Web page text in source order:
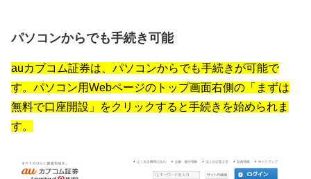
パソコンからでも手続き可能
auカブコム証券は、パソコンからでも手続きが可能で
す。パソコン用Webページのトップ画面右側の「まずは
無料で口座開設」をクリックすると手続きを始められま
す。